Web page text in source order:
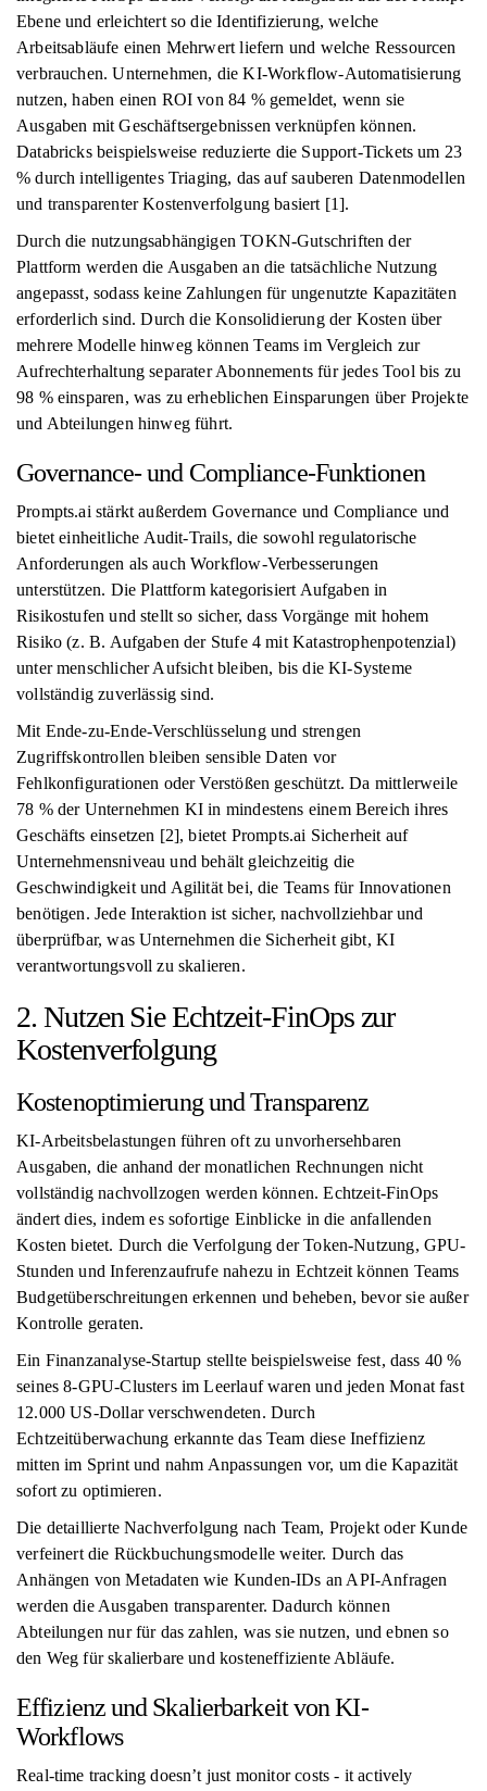
Ebene und erleichtert so die Identifizierung, welche
Arbeitsabläufe einen Mehrwert liefern und welche Ressourcen
verbrauchen. Unternehmen, die KI-Workflow-Automatisierung
nutzen, haben einen ROI von 84 % gemeldet, wenn sie
Ausgaben mit Geschäftsergebnissen verknüpfen können.
Databricks beispielsweise reduzierte die Support-Tickets um 23
% durch intelligentes Triaging, das auf sauberen Datenmodellen
und transparenter Kostenverfolgung basiert [1].
Durch die nutzungsabhängigen TOKN-Gutschriften der
Plattform werden die Ausgaben an die tatsächliche Nutzung
angepasst, sodass keine Zahlungen für ungenutzte Kapazitäten
erforderlich sind. Durch die Konsolidierung der Kosten über
mehrere Modelle hinweg können Teams im Vergleich zur
Aufrechterhaltung separater Abonnements für jedes Tool bis zu
98 % einsparen, was zu erheblichen Einsparungen über Projekte
und Abteilungen hinweg führt.
Governance- und Compliance-Funktionen
Prompts.ai stärkt außerdem Governance und Compliance und
bietet einheitliche Audit-Trails, die sowohl regulatorische
Anforderungen als auch Workflow-Verbesserungen
unterstützen. Die Plattform kategorisiert Aufgaben in
Risikostufen und stellt so sicher, dass Vorgänge mit hohem
Risiko (z. B. Aufgaben der Stufe 4 mit Katastrophenpotenzial)
unter menschlicher Aufsicht bleiben, bis die KI-Systeme
vollständig zuverlässig sind.
Mit Ende-zu-Ende-Verschlüsselung und strengen
Zugriffskontrollen bleiben sensible Daten vor
Fehlkonfigurationen oder Verstößen geschützt. Da mittlerweile
78 % der Unternehmen KI in mindestens einem Bereich ihres
Geschäfts einsetzen [2], bietet Prompts.ai Sicherheit auf
Unternehmensniveau und behält gleichzeitig die
Geschwindigkeit und Agilität bei, die Teams für Innovationen
benötigen. Jede Interaktion ist sicher, nachvollziehbar und
überprüfbar, was Unternehmen die Sicherheit gibt, KI
verantwortungsvoll zu skalieren.
2. Nutzen Sie Echtzeit-FinOps zur
Kostenverfolgung
Kostenoptimierung und Transparenz
KI-Arbeitsbelastungen führen oft zu unvorhersehbaren
Ausgaben, die anhand der monatlichen Rechnungen nicht
vollständig nachvollzogen werden können. Echtzeit-FinOps
ändert dies, indem es sofortige Einblicke in die anfallenden
Kosten bietet. Durch die Verfolgung der Token-Nutzung, GPU-
Stunden und Inferenzaufrufe nahezu in Echtzeit können Teams
Budgetüberschreitungen erkennen und beheben, bevor sie außer
Kontrolle geraten.
Ein Finanzanalyse-Startup stellte beispielsweise fest, dass 40 %
seines 8-GPU-Clusters im Leerlauf waren und jeden Monat fast
12.000 US-Dollar verschwendeten. Durch
Echtzeitüberwachung erkannte das Team diese Ineffizienz
mitten im Sprint und nahm Anpassungen vor, um die Kapazität
sofort zu optimieren.
Die detaillierte Nachverfolgung nach Team, Projekt oder Kunde
verfeinert die Rückbuchungsmodelle weiter. Durch das
Anhängen von Metadaten wie Kunden-IDs an API-Anfragen
werden die Ausgaben transparenter. Dadurch können
Abteilungen nur für das zahlen, was sie nutzen, und ebnen so
den Weg für skalierbare und kosteneffiziente Abläufe.
Effizienz und Skalierbarkeit von KI-
Workflows
Real-time tracking doesn’t just monitor costs - it actively